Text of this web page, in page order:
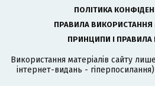
ПОЛІТИКА
ПРАВИЛА ВИКОРИСТАННЯ
ПРИНЦИПИ І
Використання матеріалів сайту
інтернет-видань -